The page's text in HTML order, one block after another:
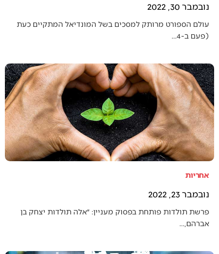
נובמבר 30, 2022
עולם הספורט מרותק למסכים בשל המונדיאל המתקיים כעת
(פעם ב-4…
אחריות
נובמבר 23, 2022
פרשת תולדות פותחת בפסוק מעניין: ״אלה תולדות יצחק בן
אברהם,…